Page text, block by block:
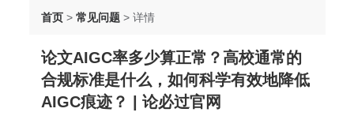
首页 > 常见问题 > 详情
论文AIGC率多少算正常？高校通常的
合规标准是什么，如何科学有效地降低
AIGC痕迹？ | 论必过官网